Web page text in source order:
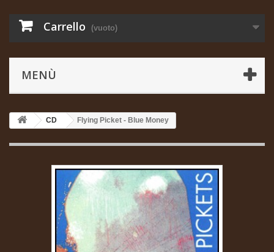
Carrello (vuoto)
MENÙ
CD Flying Picket - Blue Money